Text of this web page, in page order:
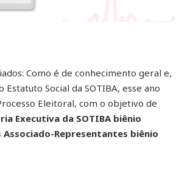
Como é de conhecimento geral e,
Estatuto Social da SOTIBA, esse ano
Eleitoral, com o objetivo de
Executiva da SOTIBA biênio
Associado-Representantes biênio